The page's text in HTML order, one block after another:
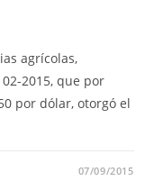
agrícolas,
2015, que por
por dólar, otorgó el
07/09/2015